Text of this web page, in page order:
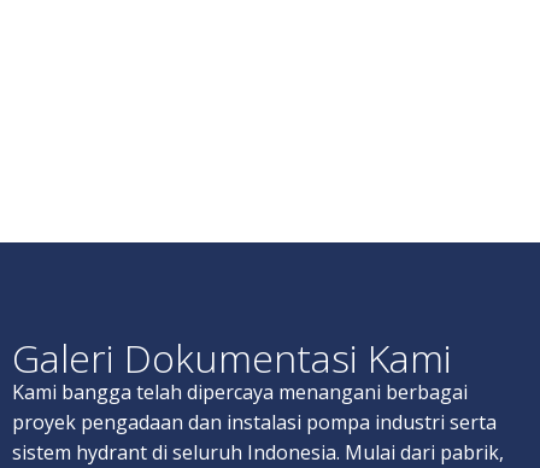
Galeri Dokumentasi Kami
Kami bangga telah dipercaya menangani berbagai
proyek pengadaan dan instalasi pompa industri serta
sistem hydrant di seluruh Indonesia. Mulai dari pabrik,